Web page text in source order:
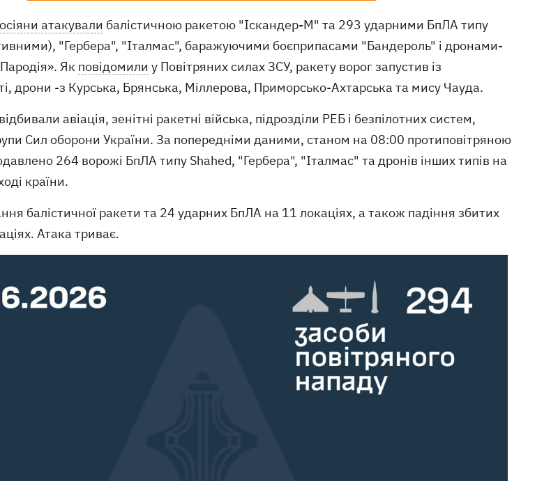
атакували балістичною ракетою "Іскандер-М" та 293 ударними БпЛА типу
"Гербера", "Італмас", баражуючими боєприпасами "Бандероль" і дронами-
Як повідомили у Повітряних силах ЗСУ, ракету ворог запустив із
дрони -з Курська, Брянська, Міллерова, Приморсько-Ахтарська та мису Чауда.
авіація, зенітні ракетні війська, підрозділи РЕБ і безпілотних систем,
Сил оборони України. За попередніми даними, станом на 08:00 протиповітряною
264 ворожі БпЛА типу Shahed, "Гербера", "Італмас" та дронів інших типів на
країни.
балістичної ракети та 24 ударних БпЛА на 11 локаціях, а також падіння збитих
Атака триває.